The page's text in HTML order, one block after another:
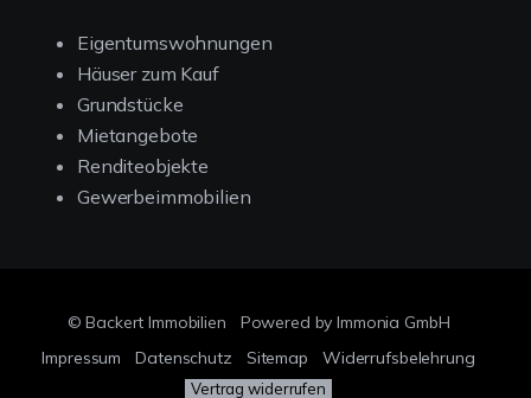
Eigentumswohnungen
Häuser zum Kauf
Grundstücke
Mietangebote
Renditeobjekte
Gewerbeimmobilien
© Backert Immobilien
Powered by Immonia GmbH
Impressum
Datenschutz Sitemap Widerrufsbelehrung
Vertrag widerrufen